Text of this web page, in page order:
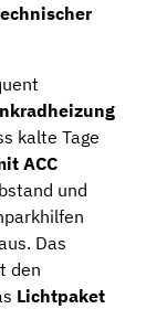
kalte Tage
ACC
und
Das
den
Lichtpaket